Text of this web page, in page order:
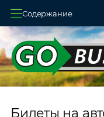
Содержание
Главная
О системе
Билеты на